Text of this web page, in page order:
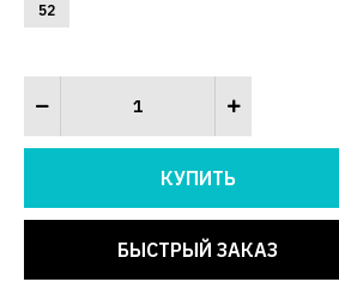
52
БЫСТРЫЙ ЗАКАЗ